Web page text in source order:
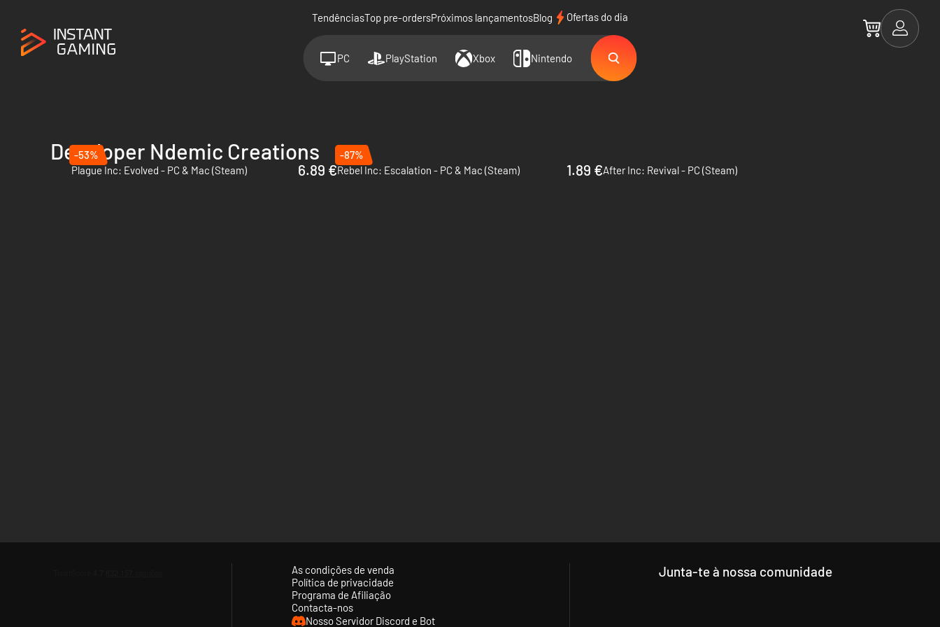
TendênciasTop pre-ordersPróximos lançamentosBlog Ofertas do dia
PC PlayStation Xbox Nintendo
Developer Ndemic Creations
-53%
Plague Inc: Evolved - PC & Mac (Steam)
6.89 €
-87%
Rebel Inc: Escalation - PC & Mac (Steam)
1.89 €After Inc: Revival - PC (Steam)
As condições de venda
Política de privacidade
Programa de Afiliação
Contacta-nos
Nosso Servidor Discord e Bot
Junta-te à nossa comunidade